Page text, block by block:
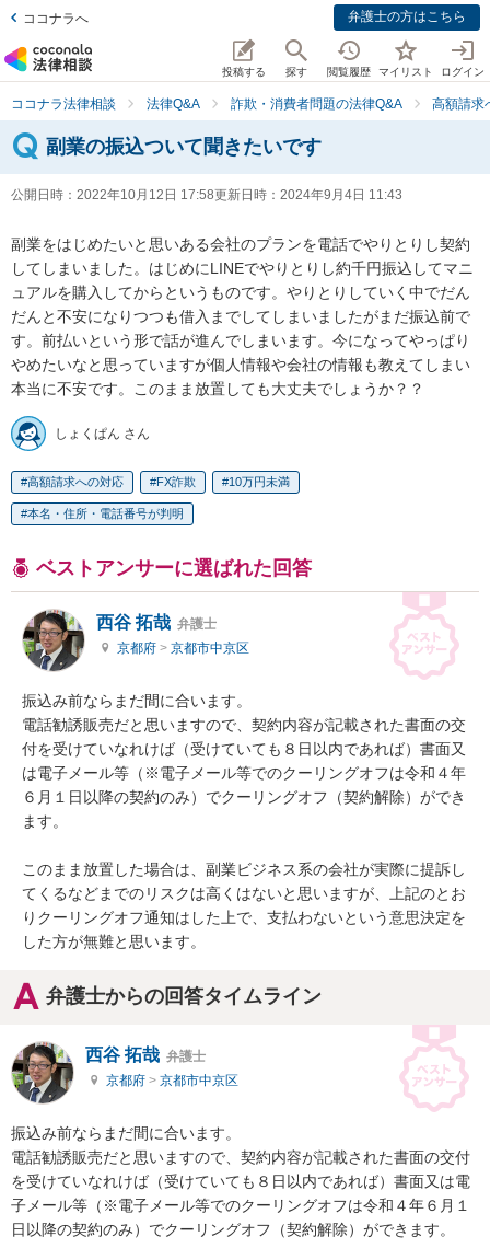
ココナラへ 弁護士の方はこちら
投稿する 探す 閲覧履歴 マイリスト ログイン
ココナラ法律相談 法律Q&A 詐欺・消費者問題の法律Q&A 高額請求
副業の振込ついて聞きたいです
公開日時： 2022年10月12日 17:58更新日時： 2024年9月4日 11:43
副業をはじめたいと思いある会社のプランを電話でやりとりし契約
してしまいました。はじめにLINEでやりとりし約千円振込してマニ
ュアルを購入してからというものです。やりとりしていく中でだん
だんと不安になりつつも借入までしてしまいましたがまだ振込前で
す。前払いという形で話が進んでしまいます。今になってやっぱり
やめたいなと思っていますが個人情報や会社の情報も教えてしまい
本当に不安です。このまま放置しても大丈夫でしょうか？？
しょくぱん さん
高額請求への対応 FX詐欺 10万円未満
本名・住所・電話番号が判明
ベストアンサーに選ばれた回答
西谷 拓哉 弁護士
京都府 > 京都市中京区
振込み前ならまだ間に合います。
電話勧誘販売だと思いますので、契約内容が記載された書面の交
付を受けていなれけば（受けていても８日以内であれば）書面又
は電子メール等（※電子メール等でのクーリングオフは令和４年
６月１日以降の契約のみ）でクーリングオフ（契約解除）ができ
ます。
このまま放置した場合は、副業ビジネス系の会社が実際に提訴し
てくるなどまでのリスクは高くはないと思いますが、上記のとお
りクーリングオフ通知はした上で、支払わないという意思決定を
した方が無難と思います。
弁護士からの回答タイムライン
西谷 拓哉 弁護士
京都府 > 京都市中京区
振込み前ならまだ間に合います。
電話勧誘販売だと思いますので、契約内容が記載された書面の交付
を受けていなれけば（受けていても８日以内であれば）書面又は電
子メール等（※電子メール等でのクーリングオフは令和４年６月１
日以降の契約のみ）でクーリングオフ（契約解除）ができます。